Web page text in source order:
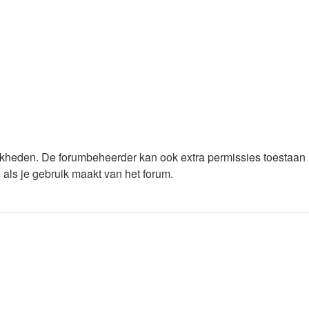
De forumbeheerder kan ook extra permissies toestaan
je gebruik maakt van het forum.